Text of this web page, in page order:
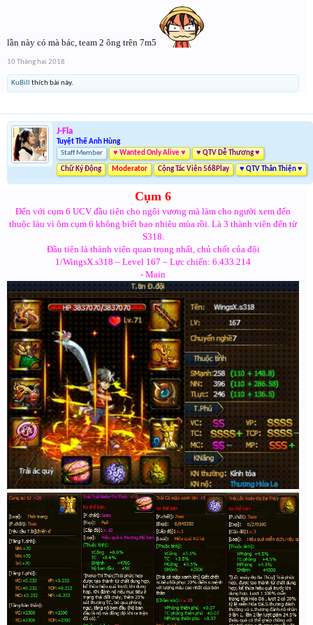
lần này có mà bác, team 2 ông trên 7m5
10 Tháng hai 2018
KuBill thích bài này.
J-Fla
Tuyệt Thế Anh Hùng
Staff Member
♥ Wanted Only Alive ♥ ♥ QTV Dễ Thương ♥
Chữ Ký Động Moderator Cộng Tác Viên 568Play ♥ QTV Thân Thiện ♥
Cụm 6
Đến với cụm 6 UCV đầu tiên cho ngôi vương mà làm cho người xem đến
thuộc làu vì ôm cụm 6 không biết bao nhiêu mùa rồi. Là 3 thành viên đến từ
S318.
Đầu tiên là thành viên quan trọng nhất, chủ chốt của đội
1/WingsX.s318 – Level 167 – Lực chiến: 6.433.214
- Main